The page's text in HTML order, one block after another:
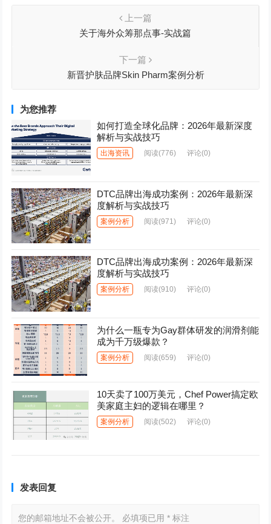
上一篇
关于海外众筹那点事-实战篇
下一篇
新晋护肤品牌Skin Pharm案例分析
为您推荐
如何打造全球化品牌：2026年最新深度
解析与实战技巧
出海资讯 阅读(776) 评论(0)
DTC品牌出海成功案例：2026年最新深
度解析与实战技巧
案例分析 阅读(971) 评论(0)
DTC品牌出海成功案例：2026年最新深
度解析与实战技巧
案例分析 阅读(910) 评论(0)
为什么一瓶专为Gay群体研发的润滑剂能
成为千万级爆款？
案例分析 阅读(659) 评论(0)
10天卖了100万美元，Chef Power搞定欧
美家庭主妇的逻辑在哪里？
案例分析 阅读(502) 评论(0)
发表回复
您的邮箱地址不会被公开。 必填项已用* 标注